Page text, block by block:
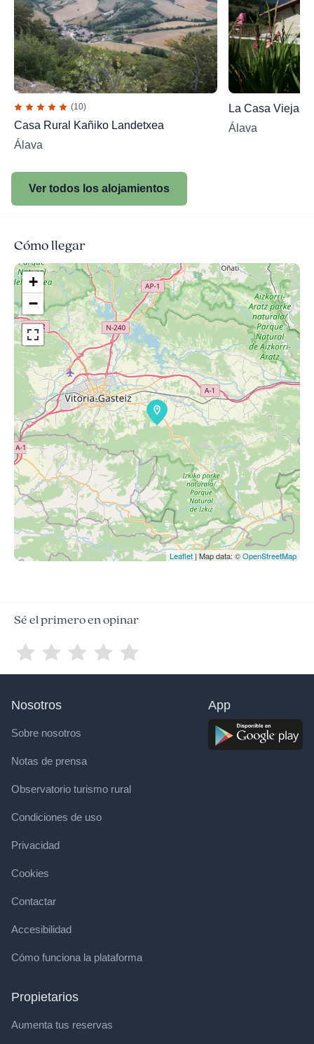
(10)
Casa Rural Kañiko Landetxea
Álava
La Casa Vieja
Álava
Ver todos los alojamientos
Cómo llegar
+
−
Leaflet | Map data: ©OpenStreetMap
Sé el primero en opinar
Nosotros
Sobre nosotros
Notas de prensa
Observatorio turismo rural
Condiciones de uso
Privacidad
Cookies
Contactar
Accesibilidad
Cómo funciona la plataforma
Propietarios
Aumenta tus reservas
App